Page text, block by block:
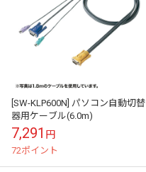
[SW-KLP600N] パソコン自動切替
器用ケーブル(6.0m)
7,291 円
72ポイント